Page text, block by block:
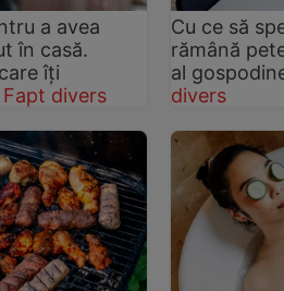
a avea
în casă.
îți
Fapt divers
Cu ce să
rămână
al
divers